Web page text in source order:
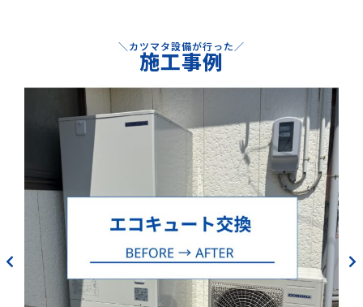
＼カツマタ設備が行った／
施工事例